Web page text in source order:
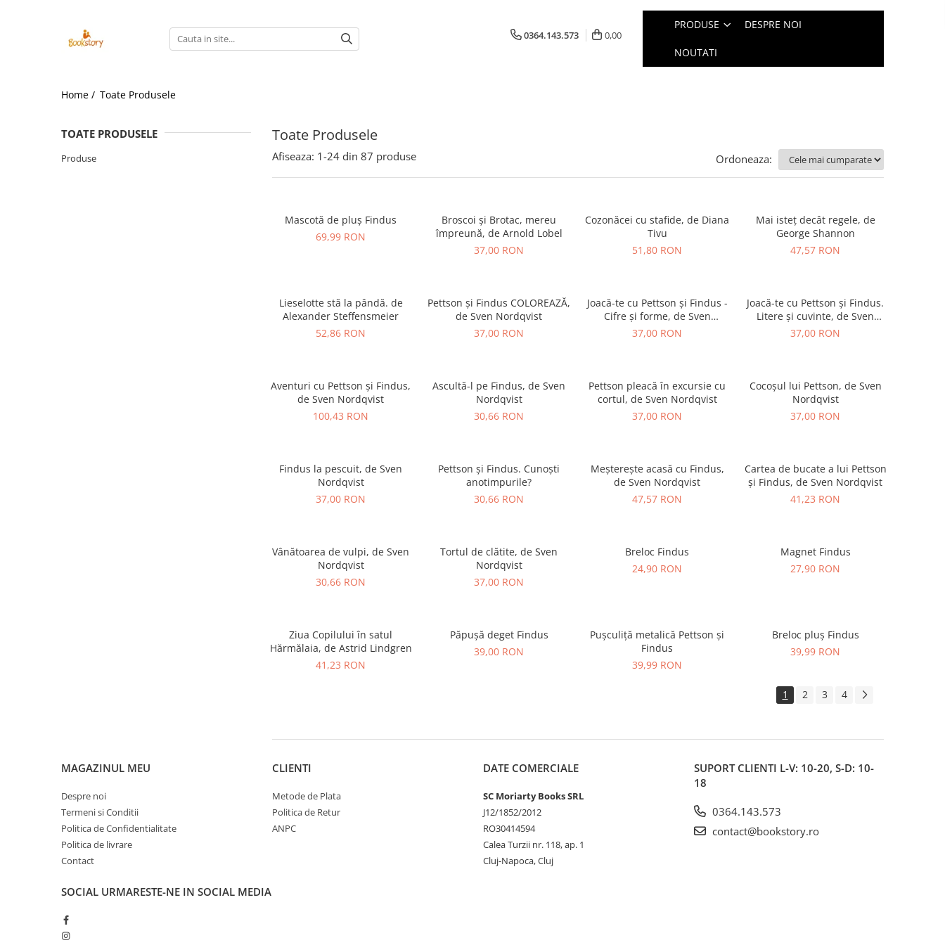
Carte copii - recomandări ALINAre
Carte adulți
Carte copii - raftul BookTruck
0364.143.573 0,00
PRODUSE DESPRE NOI
NOUTATI
Home / Toate Produsele
Toate Produsele
TOATE PRODUSELE
Produse Afiseaza: 1-24 din 87 produse Ordoneaza:
Mascotă de pluș Findus
69,99 RON
Broscoi și Brotac, mereu
împreună, de Arnold Lobel
37,00 RON
Cozonăcei cu stafide, de Diana
Tivu
51,80 RON
Mai isteț decât regele, de
George Shannon
47,57 RON
Lieselotte stă la pândă. de
Alexander Steffensmeier
52,86 RON
Pettson și Findus COLOREAZĂ,
de Sven Nordqvist
37,00 RON
Joacă-te cu Pettson și Findus -
Cifre și forme, de Sven
Nordqvist
37,00 RON
Joacă-te cu Pettson și Findus.
Litere și cuvinte, de Sven
Nordqvist
37,00 RON
Aventuri cu Pettson și Findus,
de Sven Nordqvist
100,43 RON
Ascultă-l pe Findus, de Sven
Nordqvist
30,66 RON
Pettson pleacă în excursie cu
cortul, de Sven Nordqvist
37,00 RON
Cocoșul lui Pettson, de Sven
Nordqvist
37,00 RON
Findus la pescuit, de Sven
Nordqvist
37,00 RON
Pettson și Findus. Cunoști
anotimpurile?
30,66 RON
Meșterește acasă cu Findus,
de Sven Nordqvist
47,57 RON
Cartea de bucate a lui Pettson
și Findus, de Sven Nordqvist
41,23 RON
Vânătoarea de vulpi, de Sven
Nordqvist
30,66 RON
Tortul de clătite, de Sven
Nordqvist
37,00 RON
Breloc Findus
24,90 RON
Magnet Findus
27,90 RON
Ziua Copilului în satul
Hărmălaia, de Astrid Lindgren
41,23 RON
Păpușă deget Findus
39,00 RON
Pușculiță metalică Pettson și
Findus
39,99 RON
Breloc pluș Findus
39,99 RON
1 2 3 4
MAGAZINUL MEU
Despre noi
Termeni si Conditii
Politica de Confidentialitate
Politica de livrare
Contact
CLIENTI
Metode de Plata
Politica de Retur
ANPC
DATE COMERCIALE
SC Moriarty Books SRL
J12/1852/2012
RO30414594
Calea Turzii nr. 118, ap. 1
Cluj-Napoca, Cluj
SUPORT CLIENTI L-V: 10-20, S-D: 10-
18
0364.143.573
contact@bookstory.ro
SOCIAL URMARESTE-NE IN SOCIAL MEDIA